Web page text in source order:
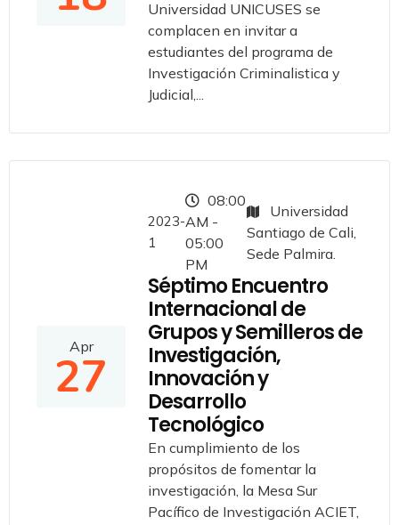
Universidad UNICUSES se
complacen en invitar a
estudiantes del programa de
Investigación Criminalistica y
Judicial,...
Apr
27
2023-
1
08:00
AM -
05:00
PM
Universidad
Santiago de Cali,
Sede Palmira.
Séptimo Encuentro
Internacional de
Grupos y Semilleros de
Investigación,
Innovación y
Desarrollo
Tecnológico
En cumplimiento de los
propósitos de fomentar la
investigación, la Mesa Sur
Pacífico de Investigación ACIET,